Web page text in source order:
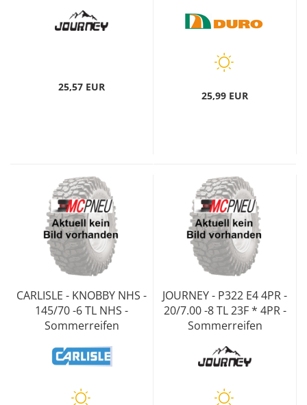
25,57 EUR
25,99 EUR
CARLISLE - KNOBBY NHS -
145/70 -6 TL NHS -
Sommerreifen
JOURNEY - P322 E4 4PR -
20/7.00 -8 TL 23F * 4PR -
Sommerreifen